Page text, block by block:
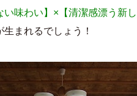
い味わい】×【清潔感漂う新し
まれるでしょう！